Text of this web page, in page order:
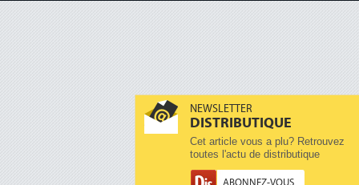
NEWSLETTER
DISTRIBUTIQUE
Cet article vous a plu? Retrouvez
toutes l'actu de distributique